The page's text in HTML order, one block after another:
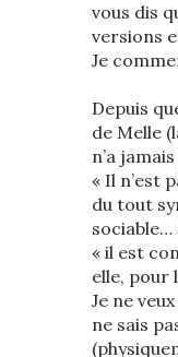
vous dis
versions
Je
Depuis
de Melle
n’a
« Il n’est
du tout
sociable…
« il est
elle, pour
Je ne
ne sais